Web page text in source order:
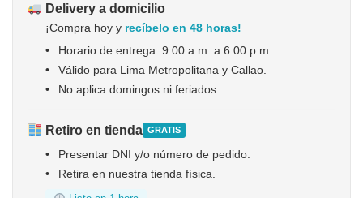
Delivery a domicilio
¡Compra hoy y recíbelo en 48 horas!
•
Horario de entrega: 9:00 a.m. a 6:00 p.m.
•
Válido para Lima Metropolitana y Callao.
•
No aplica domingos ni feriados.
Retiro en tienda GRATIS
•
Presentar DNI y/o número de pedido.
•
Retira en nuestra tienda física.